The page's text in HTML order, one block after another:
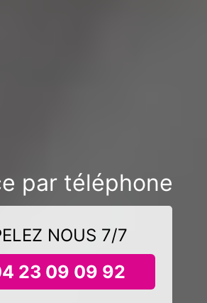
par téléphone
NOUS 7/7
23 09 09 92